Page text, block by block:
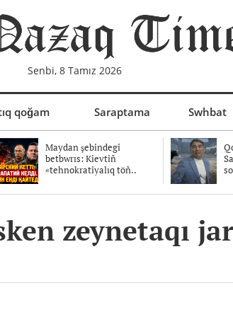
Senbi, 8 Tamız 2026
qoğam Saraptama Swhbat
Maydan şebindegi
betbwrıs: Kievtiñ
«tehnokratiyalıq töñ..
zeynetaqı